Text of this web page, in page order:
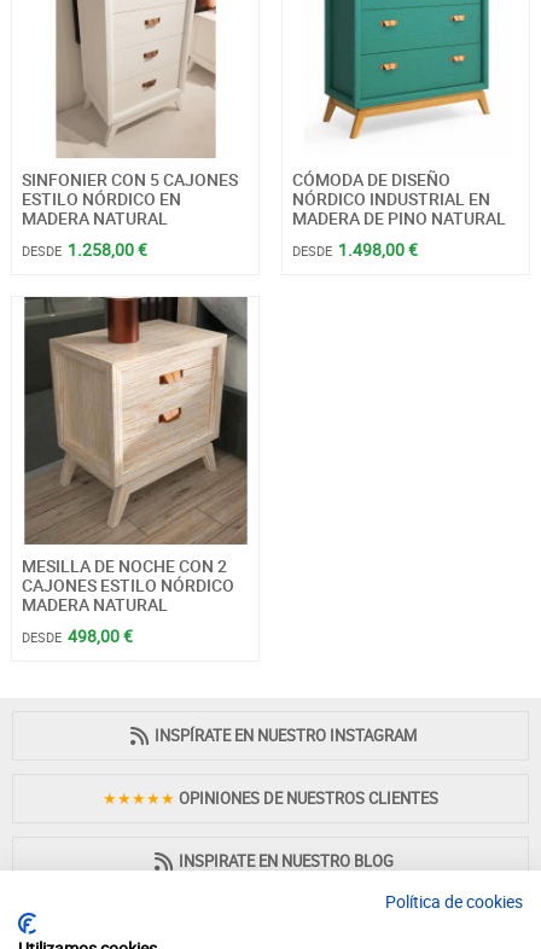
SINFONIER CON 5 CAJONES
ESTILO NÓRDICO EN
MADERA NATURAL
DESDE 1.258,00 €
CÓMODA DE DISEÑO
NÓRDICO INDUSTRIAL EN
MADERA DE PINO NATURAL
DESDE 1.498,00 €
MESILLA DE NOCHE CON 2
CAJONES ESTILO NÓRDICO
MADERA NATURAL
DESDE 498,00 €
INSPÍRATE EN NUESTRO INSTAGRAM
★★★★★ OPINIONES DE NUESTROS CLIENTES
INSPIRATE EN NUESTRO BLOG
Política de cookies